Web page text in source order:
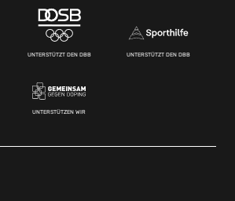
UNTERSTÜTZT DEN DBB UNTERSTÜTZT DEN DBB
UNTERSTÜTZEN WIR